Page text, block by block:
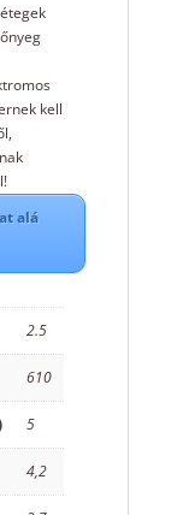
kell
alá
2.5
610
5
4,2